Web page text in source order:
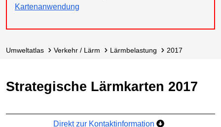
Kartenanwendung
Umweltatlas Verkehr / Lärm Lärmbelastung 2017
Strategische Lärmkarten 2017
Direkt zur Kontaktinformation